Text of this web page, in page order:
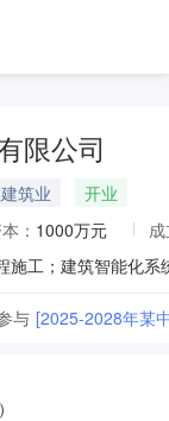
限公司
筑业
开业
： 1000万元
与 [2025-2028年某